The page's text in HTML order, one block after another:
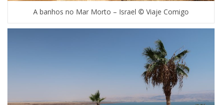
A banhos no Mar Morto – Israel © Viaje Comigo